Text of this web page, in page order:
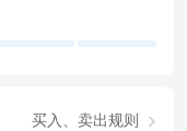
买入、卖出规则